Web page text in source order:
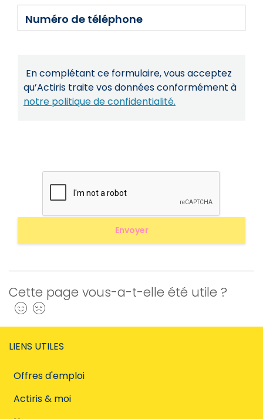
Numéro de téléphone
En complétant ce formulaire, vous acceptez
qu’Actiris traite vos données conformément à
notre politique de confidentialité.
Cette page vous-a-t-elle été utile ?
Oui
LIENS UTILES
Offres d'emploi
Actiris & moi